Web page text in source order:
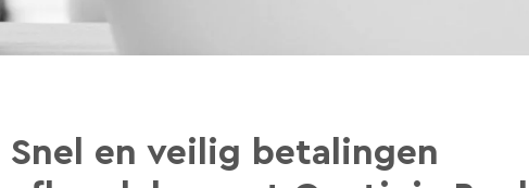
Snel en veilig betalingen